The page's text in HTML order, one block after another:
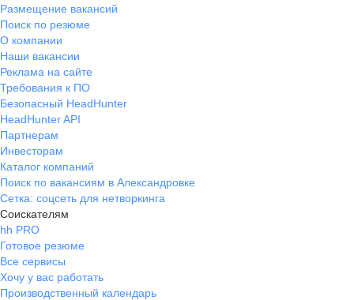
Размещение вакансий
Поиск по резюме
О компании
Наши вакансии
Реклама на сайте
Требования к ПО
Безопасный HeadHunter
HeadHunter API
Партнерам
Инвесторам
Каталог компаний
Поиск по вакансиям в Александровке
Сетка: соцсеть для нетворкинга
Соискателям
hh PRO
Готовое резюме
Все сервисы
Хочу у вас работать
Производственный календарь